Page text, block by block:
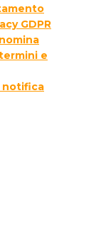
GDPR
e
notifica